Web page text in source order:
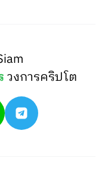
วงการคริปโต